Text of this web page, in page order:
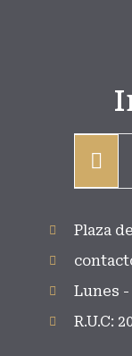
Plaza
Lunes -
R.U.C: